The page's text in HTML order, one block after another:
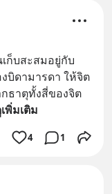
ก็บสะสมอยู่กับ
บิดามารดา ให้จิต
ธาตุทั้งสี่ของจิต
พิ่มเติม
4 1